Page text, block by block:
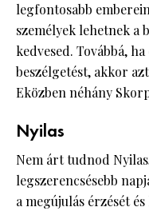
legfontosabb
személyek lehetnek a
kedvesed. Továbbá,
beszélgetést, akkor
Eközben néhány
Nyilas
Nem árt tudnod
legszerencsésebb
a megújulás érzését